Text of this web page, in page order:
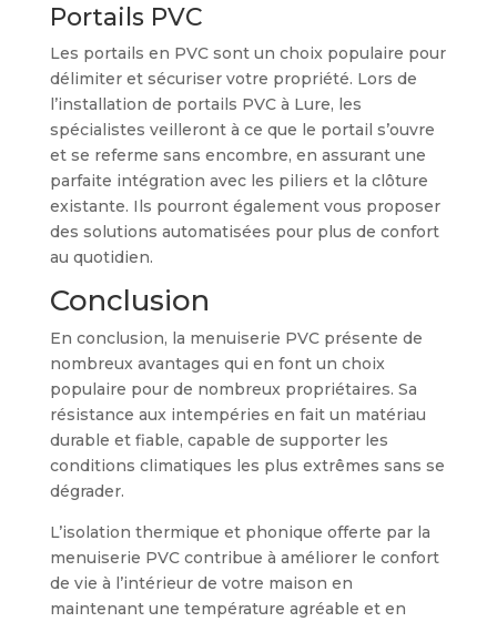
Portails PVC
Les portails en PVC sont un choix populaire pour
délimiter et sécuriser votre propriété. Lors de
l’installation de portails PVC à Lure, les
spécialistes veilleront à ce que le portail s’ouvre
et se referme sans encombre, en assurant une
parfaite intégration avec les piliers et la clôture
existante. Ils pourront également vous proposer
des solutions automatisées pour plus de confort
au quotidien.
Conclusion
En conclusion, la menuiserie PVC présente de
nombreux avantages qui en font un choix
populaire pour de nombreux propriétaires. Sa
résistance aux intempéries en fait un matériau
durable et fiable, capable de supporter les
conditions climatiques les plus extrêmes sans se
dégrader.
L’isolation thermique et phonique offerte par la
menuiserie PVC contribue à améliorer le confort
de vie à l’intérieur de votre maison en
maintenant une température agréable et en